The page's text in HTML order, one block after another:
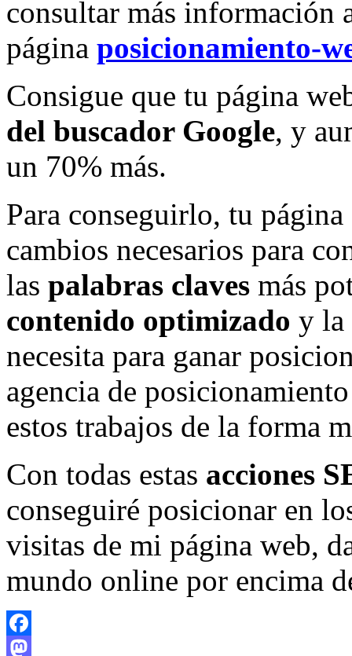
consultar más información
página posicionamiento-
Consigue que tu página
del buscador Google, y
un 70% más.
Para conseguirlo, tu
cambios necesarios para
las palabras claves más
contenido optimizado y la
necesita para ganar
agencia de
estos trabajos de la forma
Con todas estas acciones
conseguiré posicionar en
visitas de mi página web,
mundo online por encima
Facebook